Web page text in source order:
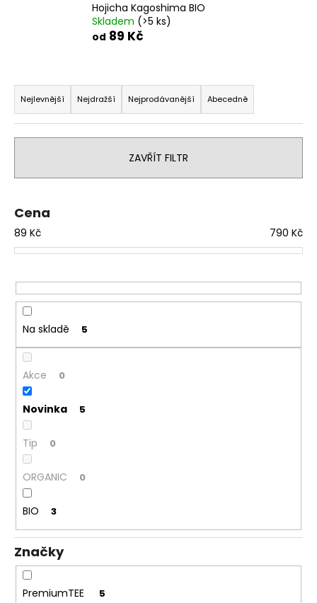
Hojicha Kagoshima BIO
Skladem (>5 ks)
od 89 Kč
Ř
a
z
e
í
r
o
d
k
t
ů
Nejlevnější Nejdražší Nejprodávanější Abecedně
ZAVŘÍT FILTR
Cena
89 Kč 790 Kč
Na skladě 5
Akce 0
Novinka 5
Tip 0
ORGANIC 0
BIO 3
Značky
PremiumTEE 5
?
HLEDAT
D
o
p
r
u
u
j
m
COLOMBIA
AMBER
OOLONG
BIO
259
Kč